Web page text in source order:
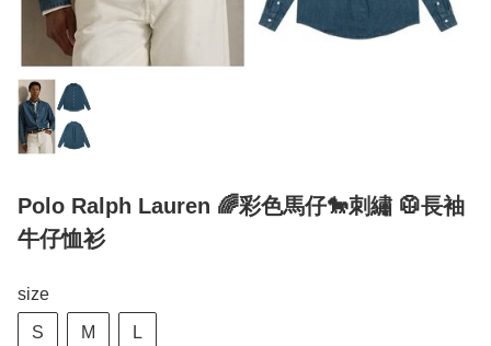
Polo Ralph Lauren 🌈彩色馬仔🐎刺繡 🥼長袖
牛仔恤衫
size
S M L